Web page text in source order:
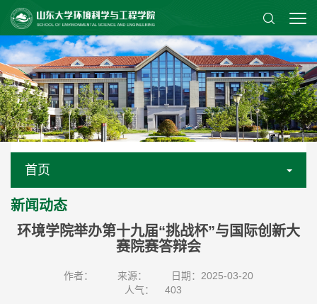
首页
新闻动态
环境学院举办第十九届“挑战杯”与国际创新大
赛院赛答辩会
作者： 来源：
日期：2025-03-20
人气：
403